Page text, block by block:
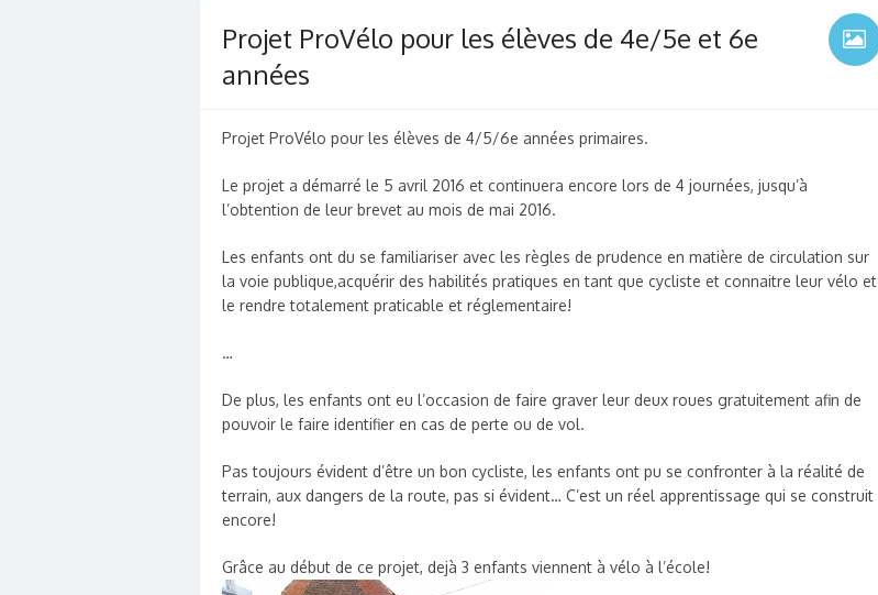
Projet ProVélo pour les élèves de 4e/5e et 6e
années
Projet ProVélo pour les élèves de 4/5/6e années primaires.
Le projet a démarré le 5 avril 2016 et continuera encore lors de 4 journées, jusqu’à
l’obtention de leur brevet au mois de mai 2016.
Les enfants ont du se familiariser avec les règles de prudence en matière de circulation sur
la voie publique,acquérir des habilités pratiques en tant que cycliste et connaitre leur vélo et
le rendre totalement praticable et réglementaire!
…
De plus, les enfants ont eu l’occasion de faire graver leur deux roues gratuitement afin de
pouvoir le faire identifier en cas de perte ou de vol.
Pas toujours évident d’être un bon cycliste, les enfants ont pu se confronter à la réalité de
terrain, aux dangers de la route, pas si évident… C’est un réel apprentissage qui se construit
encore!
Grâce au début de ce projet, dejà 3 enfants viennent à vélo à l’école!